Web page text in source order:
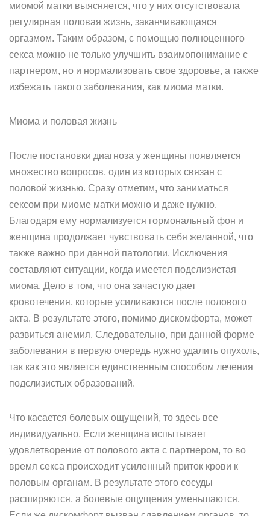
миомой матки выясняется, что у них отсутствовала
регулярная половая жизнь, заканчивающаяся
оргазмом. Таким образом, с помощью полноценного
секса можно не только улучшить взаимопонимание с
партнером, но и нормализовать свое здоровье, а также
избежать такого заболевания, как миома матки.
Миома и половая жизнь
После постановки диагноза у женщины появляется
множество вопросов, один из которых связан с
половой жизнью. Сразу отметим, что заниматься
сексом при миоме матки можно и даже нужно.
Благодаря ему нормализуется гормональный фон и
женщина продолжает чувствовать себя желанной, что
также важно при данной патологии. Исключения
составляют ситуации, когда имеется подслизистая
миома. Дело в том, что она зачастую дает
кровотечения, которые усиливаются после полового
акта. В результате этого, помимо дискомфорта, может
развиться анемия. Следовательно, при данной форме
заболевания в первую очередь нужно удалить опухоль,
так как это является единственным способом лечения
подслизистых образований.
Что касается болевых ощущений, то здесь все
индивидуально. Если женщина испытывает
удовлетворение от полового акта с партнером, то во
время секса происходит усиленный приток крови к
половым органам. В результате этого сосуды
расширяются, а болевые ощущения уменьшаются.